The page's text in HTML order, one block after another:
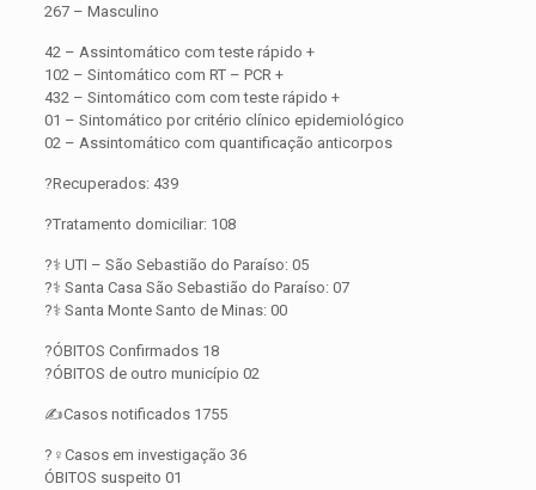
267 – Masculino
42 – Assintomático com teste rápido +
102 – Sintomático com RT – PCR +
432 – Sintomático com com teste rápido +
01 – Sintomático por critério clínico epidemiológico
02 – Assintomático com quantificação anticorpos
?Recuperados: 439
?Tratamento domiciliar: 108
?‍⚕️ UTI – São Sebastião do Paraíso: 05
?‍⚕️ Santa Casa São Sebastião do Paraíso: 07
?‍⚕️ Santa Monte Santo de Minas: 00
?ÓBITOS Confirmados 18
?ÓBITOS de outro município 02
✍️Casos notificados 1755
?️‍♀️Casos em investigação 36
ÓBITOS suspeito 01